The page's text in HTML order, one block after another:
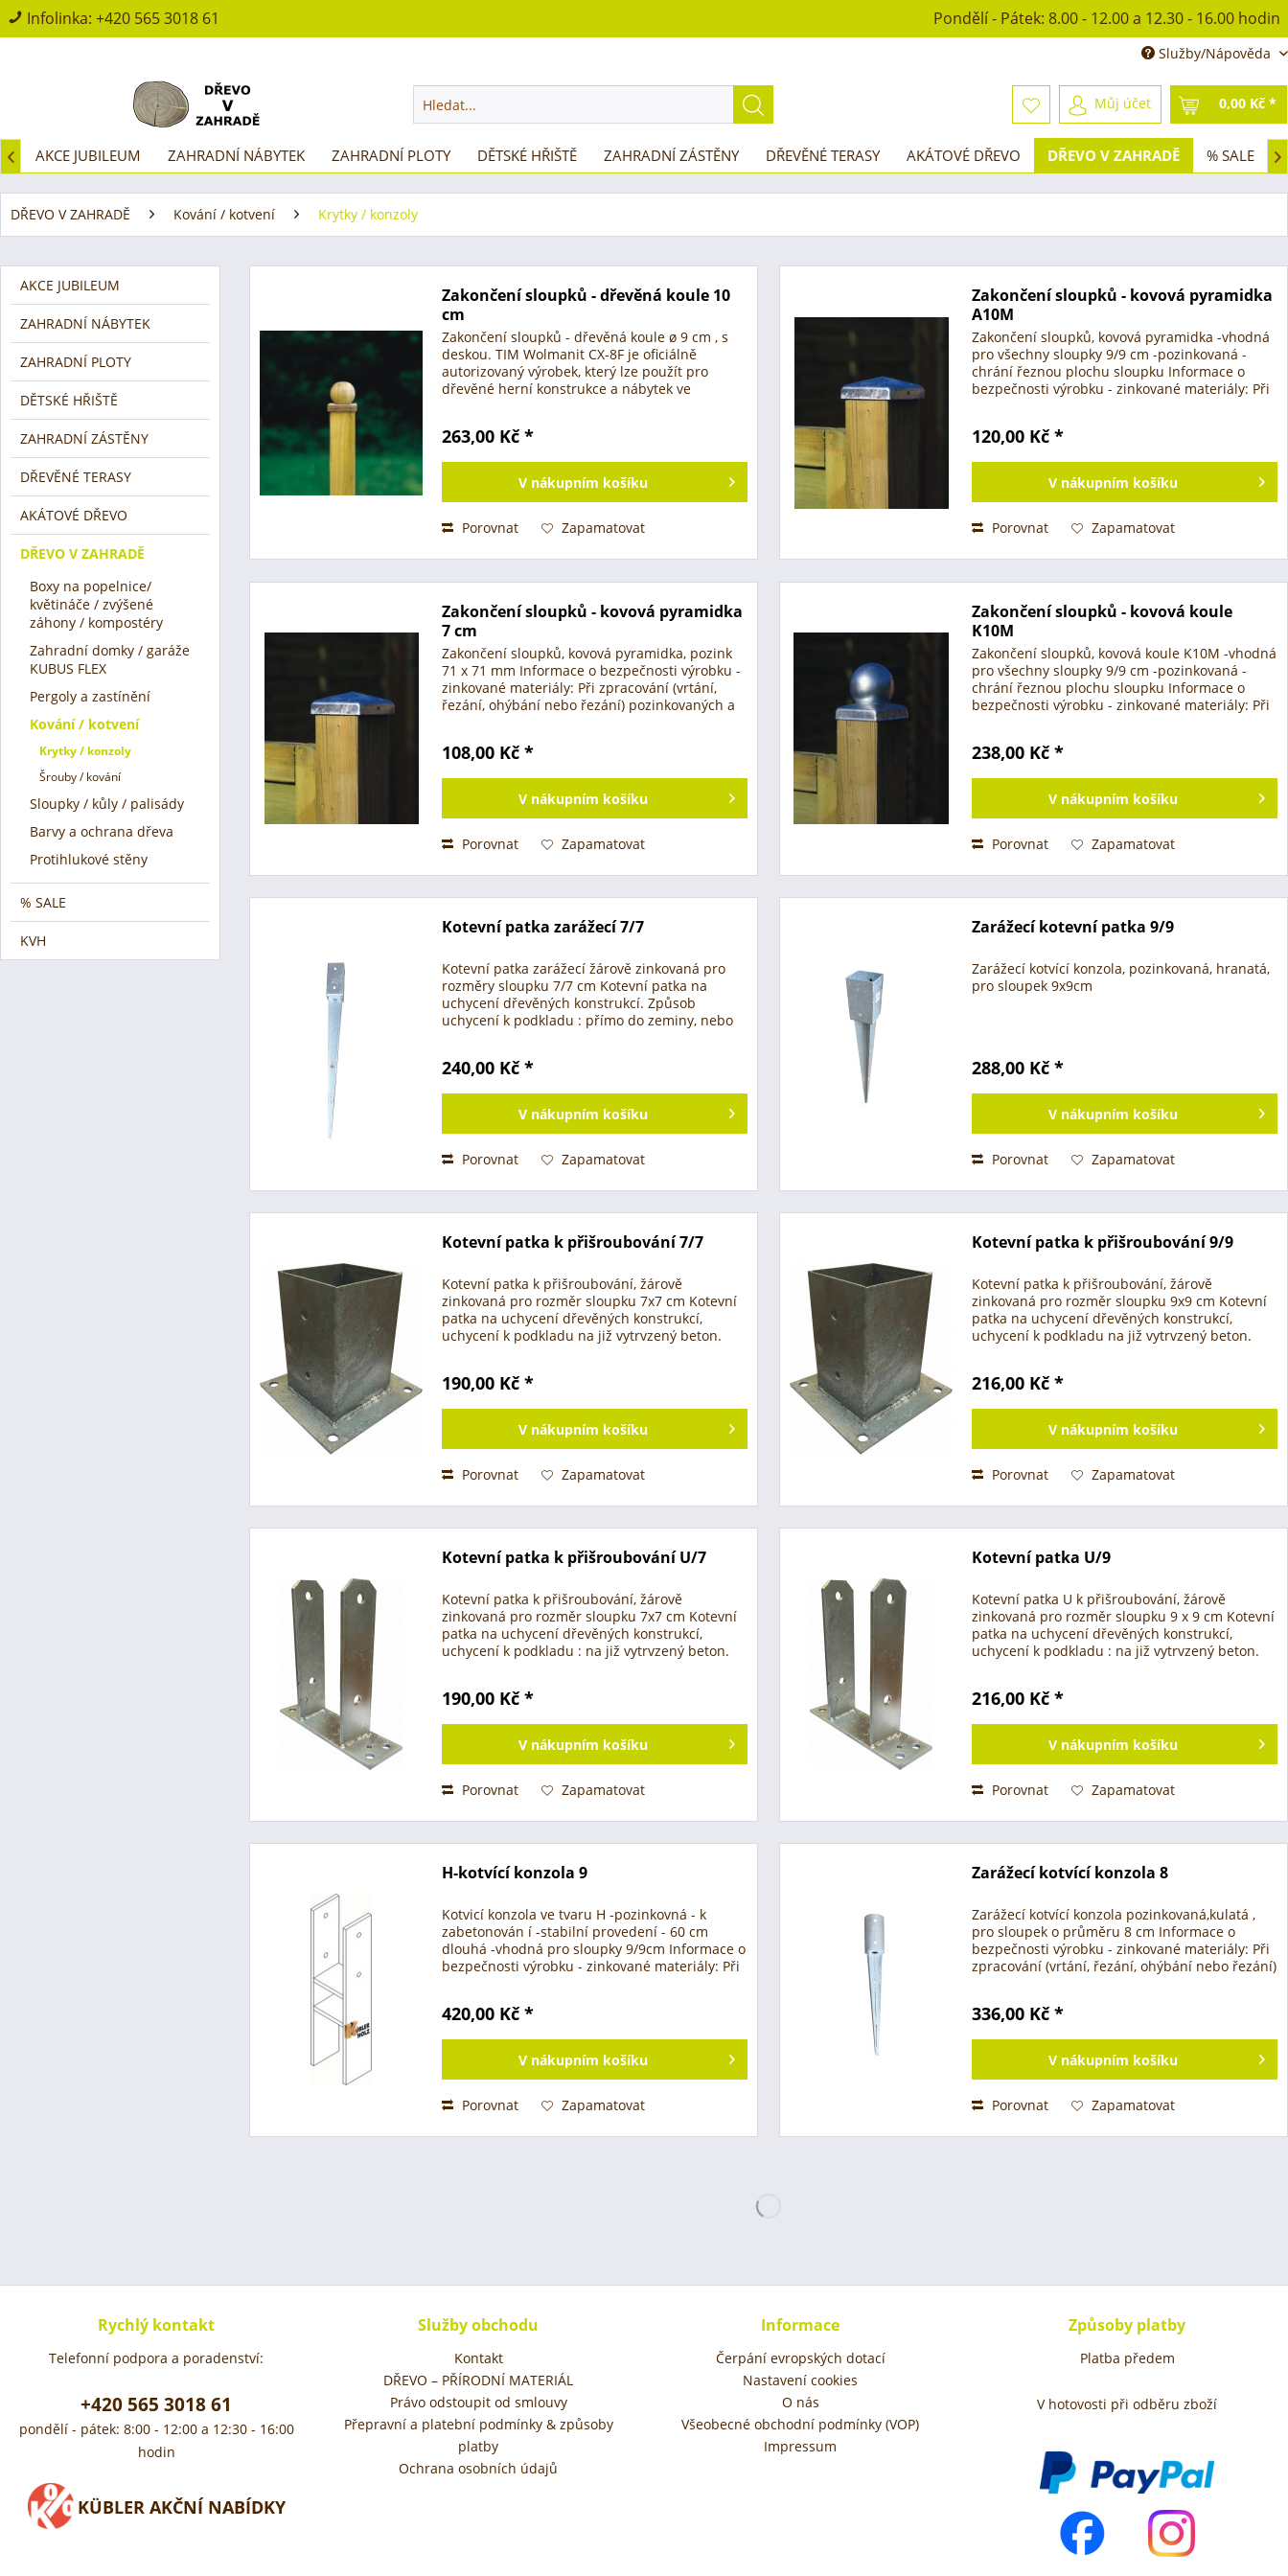
Infolinka: +420 565 3018 61 Pondělí - Pátek: 8.00 - 12.00 a 12.30 - 16.00 hodin
Služby/Nápověda
Můj účet 0,00 Kč *
AKCE JUBILEUM ZAHRADNÍ NÁBYTEK ZAHRADNÍ PLOTY DĚTSKÉ HŘIŠTĚ ZAHRADNÍ ZÁSTĚNY DŘEVĚNÉ TERASY AKÁTOVÉ DŘEVO DŘEVO V ZAHRADĚ % SALE
 
DŘEVO V ZAHRADĚ Kování / kotvení Krytky / konzoly
AKCE JUBILEUM
ZAHRADNÍ NÁBYTEK
ZAHRADNÍ PLOTY
DĚTSKÉ HŘIŠTĚ
ZAHRADNÍ ZÁSTĚNY
DŘEVĚNÉ TERASY
AKÁTOVÉ DŘEVO
DŘEVO V ZAHRADĚ
Boxy na popelnice/
květináče / zvýšené
záhony / kompostéry
Zahradní domky / garáže
KUBUS FLEX
Pergoly a zastínění
Kování / kotvení
Krytky / konzoly
Šrouby / kování
Sloupky / kůly / palisády
Barvy a ochrana dřeva
Protihlukové stěny
% SALE
KVH
Zakončení sloupků - dřevěná koule 10
cm
Zakončení sloupků - dřevěná koule ø 9 cm , s
deskou. TIM Wolmanit CX-8F je oficiálně
autorizovaný výrobek, který lze použít pro
dřevěné herní konstrukce a nábytek ve
263,00 Kč *
V nákupním košíku
Porovnat Zapamatovat
Zakončení sloupků - kovová pyramidka
A10M
Zakončení sloupků, kovová pyramidka -vhodná
pro všechny sloupky 9/9 cm -pozinkovaná -
chrání řeznou plochu sloupku Informace o
bezpečnosti výrobku - zinkované materiály: Při
120,00 Kč *
V nákupním košíku
Porovnat Zapamatovat
Zakončení sloupků - kovová pyramidka
7 cm
Zakončení sloupků, kovová pyramidka, pozink
71 x 71 mm Informace o bezpečnosti výrobku -
zinkované materiály: Při zpracování (vrtání,
řezání, ohýbání nebo řezání) pozinkovaných a
108,00 Kč *
V nákupním košíku
Porovnat Zapamatovat
Zakončení sloupků - kovová koule
K10M
Zakončení sloupků, kovová koule K10M -vhodná
pro všechny sloupky 9/9 cm -pozinkovaná -
chrání řeznou plochu sloupku Informace o
bezpečnosti výrobku - zinkované materiály: Při
238,00 Kč *
V nákupním košíku
Porovnat Zapamatovat
Kotevní patka zarážecí 7/7
Kotevní patka zarážecí žárově zinkovaná pro
rozměry sloupku 7/7 cm Kotevní patka na
uchycení dřevěných konstrukcí. Způsob
uchycení k podkladu : přímo do zeminy, nebo
240,00 Kč *
V nákupním košíku
Porovnat Zapamatovat
Zarážecí kotevní patka 9/9
Zarážecí kotvící konzola, pozinkovaná, hranatá,
pro sloupek 9x9cm
288,00 Kč *
V nákupním košíku
Porovnat Zapamatovat
Kotevní patka k přišroubování 7/7
Kotevní patka k přišroubování, žárově
zinkovaná pro rozměr sloupku 7x7 cm Kotevní
patka na uchycení dřevěných konstrukcí,
uchycení k podkladu na již vytrvzený beton.
190,00 Kč *
V nákupním košíku
Porovnat Zapamatovat
Kotevní patka k přišroubování 9/9
Kotevní patka k přišroubování, žárově
zinkovaná pro rozměr sloupku 9x9 cm Kotevní
patka na uchycení dřevěných konstrukcí,
uchycení k podkladu na již vytrvzený beton.
216,00 Kč *
V nákupním košíku
Porovnat Zapamatovat
Kotevní patka k přišroubování U/7
Kotevní patka k přišroubování, žárově
zinkovaná pro rozměr sloupku 7x7 cm Kotevní
patka na uchycení dřevěných konstrukcí,
uchycení k podkladu : na již vytrvzený beton.
190,00 Kč *
V nákupním košíku
Porovnat Zapamatovat
Kotevní patka U/9
Kotevní patka U k přišroubování, žárově
zinkovaná pro rozměr sloupku 9 x 9 cm Kotevní
patka na uchycení dřevěných konstrukcí,
uchycení k podkladu : na již vytrvzený beton.
216,00 Kč *
V nákupním košíku
Porovnat Zapamatovat
H-kotvící konzola 9
Kotvicí konzola ve tvaru H -pozinkovná - k
zabetonován í -stabilní provedení - 60 cm
dlouhá -vhodná pro sloupky 9/9cm Informace o
bezpečnosti výrobku - zinkované materiály: Při
420,00 Kč *
V nákupním košíku
Porovnat Zapamatovat
Zarážecí kotvící konzola 8
Zarážecí kotvící konzola pozinkovaná,kulatá ,
pro sloupek o průměru 8 cm Informace o
bezpečnosti výrobku - zinkované materiály: Při
zpracování (vrtání, řezání, ohýbání nebo řezání)
336,00 Kč *
V nákupním košíku
Porovnat Zapamatovat
Rychlý kontakt
Telefonní podpora a poradenství:
+420 565 3018 61
pondělí - pátek: 8:00 - 12:00 a 12:30 - 16:00
hodin
KÜBLER AKČNÍ NABÍDKY
Služby obchodu
Kontakt
DŘEVO – PŘÍRODNÍ MATERIÁL
Právo odstoupit od smlouvy
Přepravní a platební podmínky & způsoby
platby
Ochrana osobních údajů
Informace
Čerpání evropských dotací
Nastavení cookies
O nás
Všeobecné obchodní podmínky (VOP)
Impressum
Způsoby platby
Platba předem
V hotovosti při odběru zboží